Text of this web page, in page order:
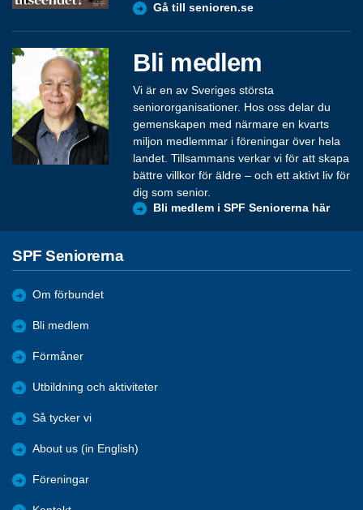
Gå till senioren.se
Bli medlem
Vi är en av Sveriges största
seniororganisationer. Hos oss delar du
gemenskapen med närmare en kvarts
miljon medlemmar i föreningar över hela
landet. Tillsammans verkar vi för att skapa
bättre villkor för äldre – och ett aktivt liv för
dig som senior.
Bli medlem i SPF Seniorerna här
SPF Seniorerna
Om förbundet
Bli medlem
Förmåner
Utbildning och aktiviteter
Så tycker vi
About us (in English)
Föreningar